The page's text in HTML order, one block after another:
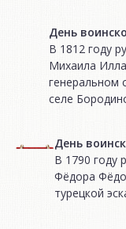
День
В 1812 году
Михаила
генеральном
селе
День
В 1790 году
Фёдора
турецкой